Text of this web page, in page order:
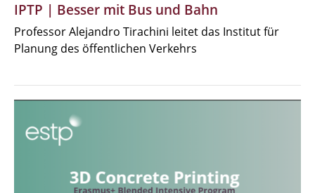
IPTP | Besser mit Bus und Bahn
Professor Alejandro Tirachini leitet das Institut für
Planung des öffentlichen Verkehrs